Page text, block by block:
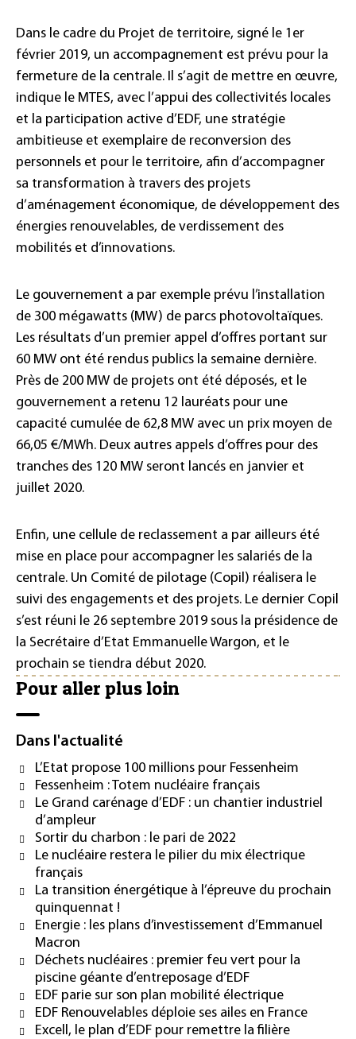
Dans le cadre du Projet de territoire, signé le 1er
février 2019, un accompagnement est prévu pour la
fermeture de la centrale. Il s’agit de mettre en œuvre,
indique le MTES, avec l’appui des collectivités locales
et la participation active d’EDF, une stratégie
ambitieuse et exemplaire de reconversion des
personnels et pour le territoire, afin d’accompagner
sa transformation à travers des projets
d’aménagement économique, de développement des
énergies renouvelables, de verdissement des
mobilités et d’innovations.
Le gouvernement a par exemple prévu l’installation
de 300 mégawatts (MW) de parcs photovoltaïques.
Les résultats d’un premier appel d’offres portant sur
60 MW ont été rendus publics la semaine dernière.
Près de 200 MW de projets ont été déposés, et le
gouvernement a retenu 12 lauréats pour une
capacité cumulée de 62,8 MW avec un prix moyen de
66,05 €/MWh. Deux autres appels d’offres pour des
tranches des 120 MW seront lancés en janvier et
juillet 2020.
Enfin, une cellule de reclassement a par ailleurs été
mise en place pour accompagner les salariés de la
centrale. Un Comité de pilotage (Copil) réalisera le
suivi des engagements et des projets. Le dernier Copil
s’est réuni le 26 septembre 2019 sous la présidence de
la Secrétaire d’Etat Emmanuelle Wargon, et le
prochain se tiendra début 2020.
Pour aller plus loin
Dans l'actualité
L’Etat propose 100 millions pour Fessenheim
Fessenheim : Totem nucléaire français
Le Grand carénage d’EDF : un chantier industriel
d’ampleur
Sortir du charbon : le pari de 2022
Le nucléaire restera le pilier du mix électrique
français
La transition énergétique à l’épreuve du prochain
quinquennat !
Energie : les plans d’investissement d’Emmanuel
Macron
Déchets nucléaires : premier feu vert pour la
piscine géante d’entreposage d’EDF
EDF parie sur son plan mobilité électrique
EDF Renouvelables déploie ses ailes en France
Excell, le plan d’EDF pour remettre la filière